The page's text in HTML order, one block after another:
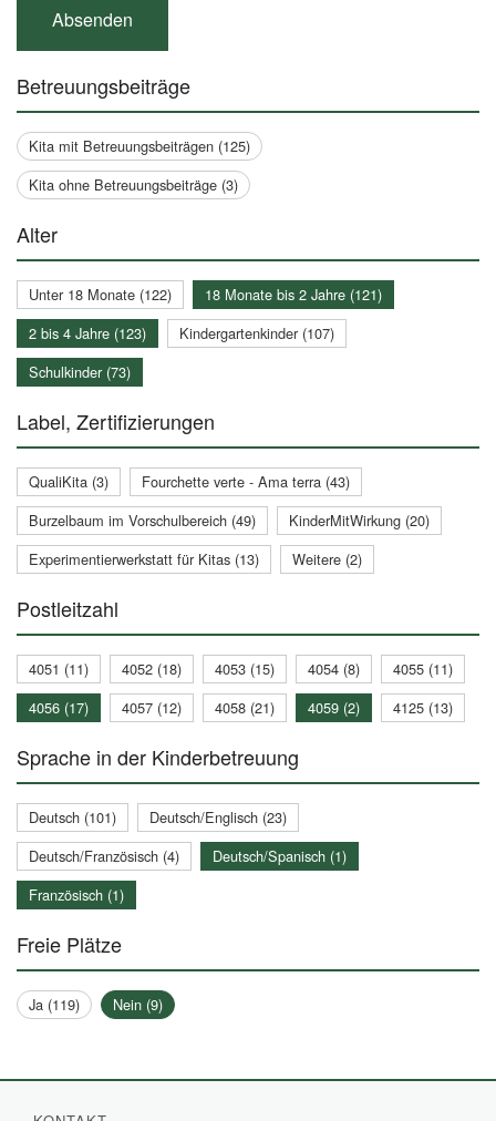
Betreuungsbeiträge
Kita mit Betreuungsbeiträgen (125)
Kita ohne Betreuungsbeiträge (3)
Alter
Unter 18 Monate (122)
18 Monate bis 2 Jahre (121)
2 bis 4 Jahre (123)
Kindergartenkinder (107)
Schulkinder (73)
Label, Zertifizierungen
QualiKita (3)
Fourchette verte - Ama terra (43)
Burzelbaum im Vorschulbereich (49)
KinderMitWirkung (20)
Experimentierwerkstatt für Kitas (13)
Weitere (2)
Postleitzahl
4051 (11) 4052 (18) 4053 (15) 4054 (8)
4055 (11)
4056 (17)
4057 (12) 4058 (21) 4059 (2) 4125 (13)
Sprache in der Kinderbetreuung
Deutsch (101)
Deutsch/Englisch (23)
Deutsch/Französisch (4)
Deutsch/Spanisch (1)
Französisch (1)
Freie Plätze
Ja (119) Nein (9)